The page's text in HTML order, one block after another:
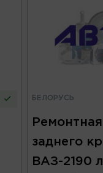
БЕЛОРУСЬ
заднего
ВАЗ-2190